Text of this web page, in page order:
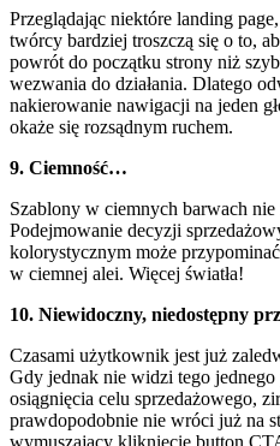
Przeglądając niektóre landing
twórcy bardziej troszczą się o to,
powrót do początku strony niż
wezwania do działania. Dlatego
nakierowanie nawigacji na jeden
okaże się rozsądnym ruchem.
9. Ciemność…
Szablony w ciemnych barwach nie
Podejmowanie decyzji
kolorystycznym może
w ciemnej alei. Więcej światła!
10. Niewidoczny, niedostępny
Czasami użytkownik jest już
Gdy jednak nie widzi tego
osiągnięcia celu sprzedażowego,
prawdopodobnie nie wróci już na
wymuszający kliknięcie button